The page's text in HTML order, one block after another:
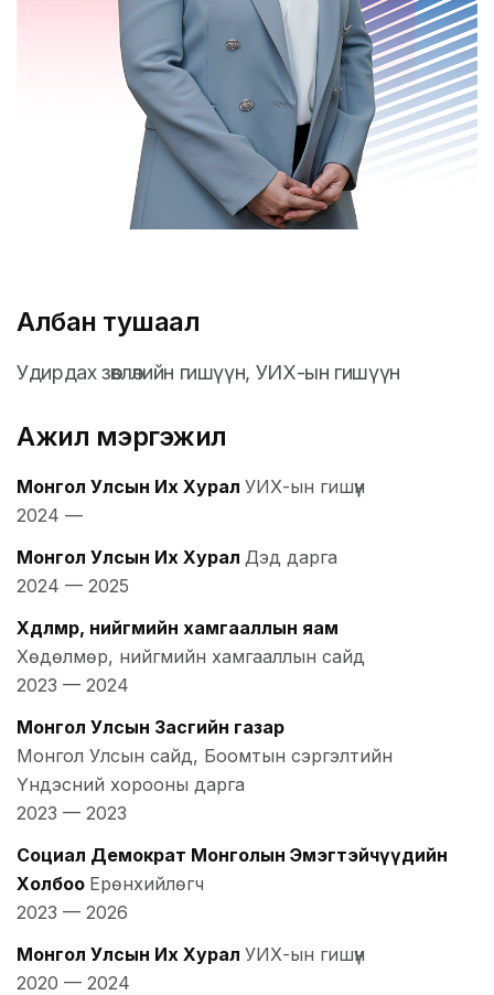
Албан тушаал
Удирдах зөвлөлийн гишүүн, УИХ-ын гишүүн
Ажил мэргэжил
Монгол Улсын Их Хурал УИХ-ын гишүүн
2024 —
Монгол Улсын Их Хурал Дэд дарга
2024 — 2025
Хөдөлмөр, нийгмийн хамгааллын яам
Хөдөлмөр, нийгмийн хамгааллын сайд
2023 — 2024
Монгол Улсын Засгийн газар
Монгол Улсын сайд, Боомтын сэргэлтийн
Үндэсний хорооны дарга
2023 — 2023
Социал Демократ Монголын Эмэгтэйчүүдийн
Холбоо Ерөнхийлөгч
2023 — 2026
Монгол Улсын Их Хурал УИХ-ын гишүүн
2020 — 2024